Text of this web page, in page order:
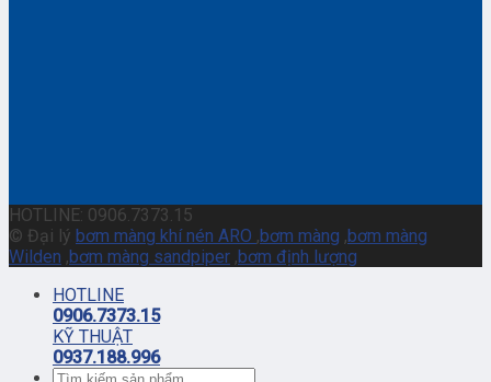
HOTLINE: 0906.7373.15
© Đại lý bơm màng khí nén ARO ,bơm màng ,bơm màng
Wilden ,bơm màng sandpiper ,bơm định lượng
HOTLINE
0906.7373.15
KỸ THUẬT
0937.188.996